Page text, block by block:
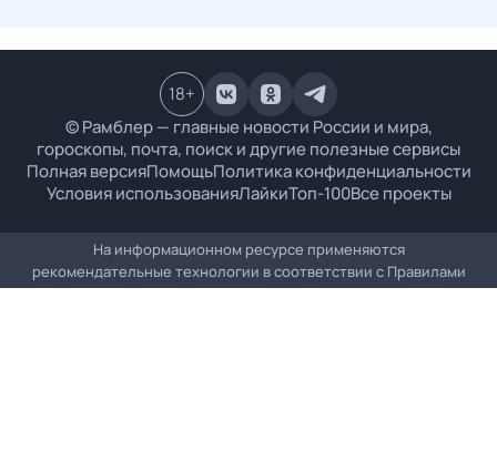
© Рамблер — главные новости России и мира,
гороскопы, почта, поиск и другие полезные сервисы
Полная версияПомощьПолитика конфиденциальности
Условия использованияЛайкиТоп-100Все проекты
18+
На информационном ресурсе применяются
рекомендательные технологии в соответствии с Правилами